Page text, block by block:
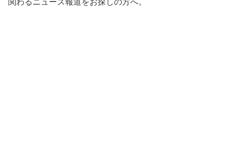
関わるニュース報道をお探しの方へ。